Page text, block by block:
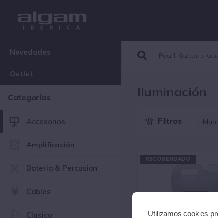
Novedades
Outlet
Categorías
Accesorios
Amplificación
Bateria & Percusión
Cables
Clásico
Iluminación
Filtros
RECOMENDADO
Utilizamos cookies